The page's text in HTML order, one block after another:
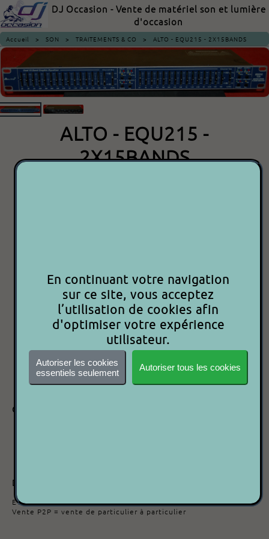
DJ Occasion - Vente de matériel son et lumière
d'occasion
Accueil > SON > TRAITEMENTS & CO > ALTO - EQU215 - 2X15BANDS
ALTO - EQU215 -
2X15BANDS
Besoin d'aide ?
Contactez-nous
Code article : 9000000011618
Date d'ajout : 08/04/2024
Description
ETAT : +++○○
Vente P2P = vente de particulier à particulier
Caractéristiques
En continuant votre navigation
sur ce site, vous acceptez
l’utilisation de cookies afin
d'optimiser votre expérience
utilisateur.
Autoriser les cookies
essentiels seulement
Autoriser tous les cookies